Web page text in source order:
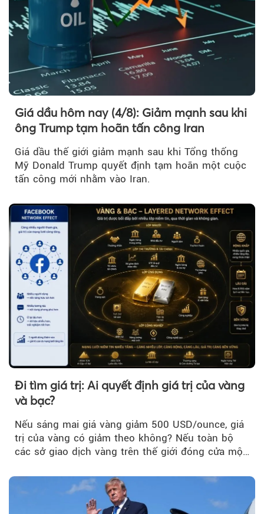
Giá dầu hôm nay (4/8): Giảm mạnh sau khi
ông Trump tạm hoãn tấn công Iran
Giá dầu thế giới giảm mạnh sau khi Tổng thống
Mỹ Donald Trump quyết định tạm hoãn một cuộc
tấn công mới nhằm vào Iran.
Đi tìm giá trị: Ai quyết định giá trị của vàng
và bạc?
Nếu sáng mai giá vàng giảm 500 USD/ounce, giá
trị của vàng có giảm theo không? Nếu toàn bộ
các sở giao dịch vàng trên thế giới đóng cửa một